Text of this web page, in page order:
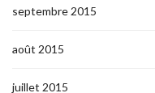
septembre 2015
août 2015
juillet 2015